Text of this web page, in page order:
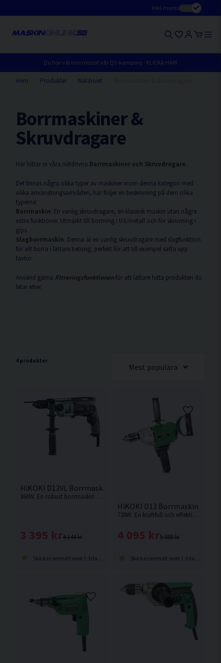
Inkl.moms
Du har väl inte missat vår Q3-kampanj - KLICKA HÄR!
Hem Produkter Nätdrivet
Borrmaskiner &
Skruvdragare
Här hittar ni våra nätdrivna Borrmaskiner och Skruvdragare
Det finnas några olika typer av maskiner inom denna kategori med
olika användningsområden, här följer en beskrivning på dem olika
typerna:
Borrmaskin: En vanlig skruvdragare, en klassisk maskin utan några
extra funktioner. Utmärkt till borrning i trä/metall och för skruvning i
gips.
Slagborrmaskin: Denna är en vanlig skruvdragare med slagfunktion
för att borra i lättare betong, perfekt för att till exempel sätta upp
tavlor.
Använd gärna filtreringsfunktionenför att lättare hitta produkten du
letar efter.
4 produkter
Mest populära
HiKOKI D13VL Borrmaskin (860W)
860W. En robust borrmaskin med kraftfull motor och högt vridmoment från HiKOKI.
4 144 kr
3 395 kr
Skickas normalt inom 1-3 dagar
HiKOKI D13 Borrmaskin
720W. En kraftfull och effektiv borrmaskin med högt vridmoment från Hikoki.
5 088 kr
4 095 kr
Skickas normalt inom 1-3 dagar